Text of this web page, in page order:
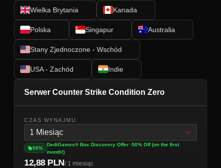
Wielka Brytania Kanada
Polska Singapur Australia
Stany Zjednoczone - Wschód
USA - Zachód Indie
Serwer Counter Strike Condition Zero
CZAS WYNAJMU
1 Miesiąc
50%
DediGames® Box Discovery Offer -50% Off (on the first
month!)
12,88 PLN/ 1 miesiąc